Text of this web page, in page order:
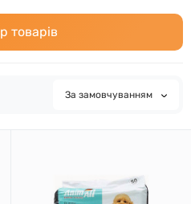
товарів
За замовчуванням